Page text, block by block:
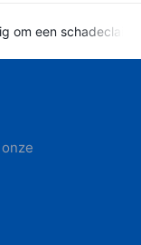
om een schadeclaim